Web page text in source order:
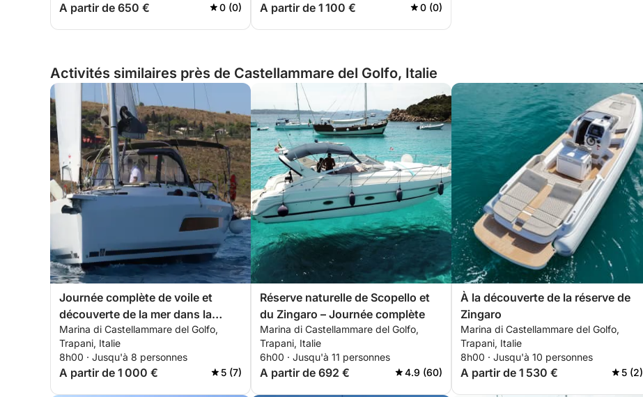
A partir de 650 € 0 (0) A partir de 1 100 € 0 (0)
Activités similaires près de Castellammare del Golfo, Italie
Journée complète de voile et
découverte de la mer dans la
réserve naturelle de Zingaro
Marina di Castellammare del Golfo,
Trapani, Italie
8h00 · Jusqu'à 8 personnes
A partir de 1 000 € 5 (7)
Réserve naturelle de Scopello et
du Zingaro – Journée complète
Marina di Castellammare del Golfo,
Trapani, Italie
6h00 · Jusqu'à 11 personnes
A partir de 692 € 4.9 (60)
À la découverte de la réserve de
Zingaro
Marina di Castellammare del Golfo,
Trapani, Italie
8h00 · Jusqu'à 10 personnes
A partir de 1 530 € 5 (2)